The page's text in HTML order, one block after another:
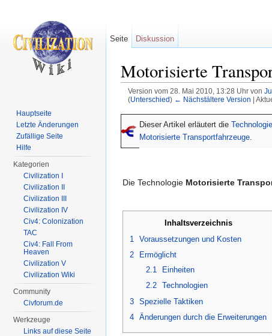
Motorisierte
Version vom 28. Mai 2010, 13:28 Uhr von
(Unterschied) ← Nächstältere Version |
Dieser Artikel erläutert die Technologie
Motorisierte Transportfahrzeuge.
Die Technologie Motorisierte
Inhaltsverzeichnis
1
Voraussetzungen und Kosten
2
Ermöglicht
2.1
Einheiten
2.2
Technologien
3 Spezielle Taktiken
4 Änderungen durch die Erweiterungen
Seite Diskussion
Hauptseite
Letzte Änderungen
Zufällige Seite
Hilfe
Kategorien
Civilization I
Civilization II
Civilization III
Civilization IV
Civ4: Colonization
TAC
Civ4: Fall From
Heaven
Civilization V
Civilization Wiki
Community
Civforum.de
Werkzeuge
Links auf diese Seite